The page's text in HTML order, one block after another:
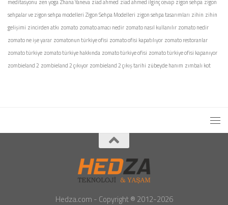
meditasyonu zen yogaZhana Yaneva ziad ahmed ziad ahmed ilginç cevap zigon sehpa zigon
sehpalar ve zigon sehpa modelleri Zigon Sehpa Modelleri zigon sehpa tasarımları zihin zihin
gelişimi zincirden atkı zomato zomato amacı nedir zomato nasıl kullanılır zomato nedir
zomato ne işe yarar zomatonun türkiye ofisi zomato ofisi kapatılıyor zomato restoranlar
zomato türkiye zomato türkiye hakkında zomato türkiye ofisi zomato türkiye ofisi kapanıyor
zombieland 2 zombieland 2 çıkıyor zombieland 2 çıkış tarihi zübeyde hanım zımbalı kot
Hedza.com - Copyright ® 2012-2026